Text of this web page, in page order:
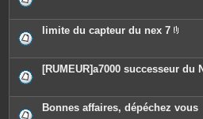
limite du capteur du nex 7
è
c
j
o
[RUMEUR]a7000 successeur
Bonnes affaires, dépéchez vous